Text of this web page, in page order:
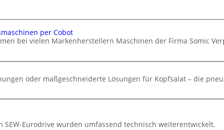
per Cobot
bei vielen Markenherstellern Maschinen der Firma Somic
oder maßgeschneiderte Lösungen für Kopfsalat – die
SEW-Eurodrive wurden umfassend technisch weiterentwickelt.